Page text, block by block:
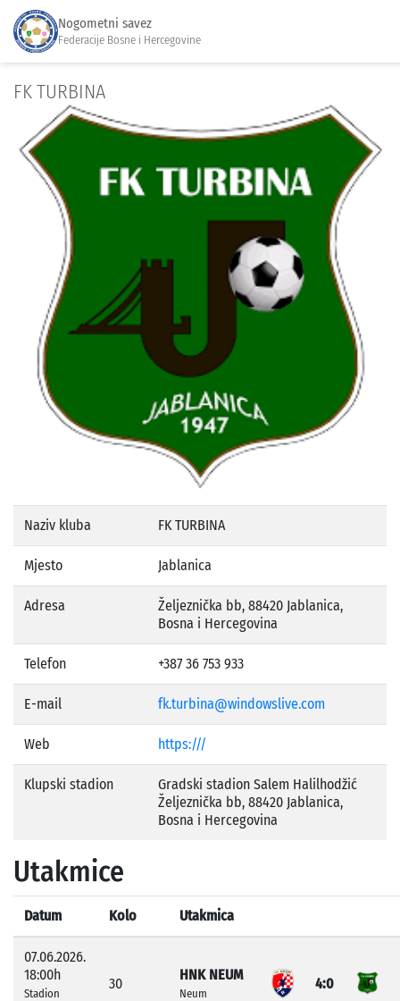
Nogometni savez
Federacije Bosne i Hercegovine
FK TURBINA
Naziv kluba FK TURBINA
Mjesto Jablanica
Adresa
Željeznička bb, 88420 Jablanica,
Bosna i Hercegovina
Telefon +387 36 753 933
E-mail fk.turbina@windowslive.com
Web https:///
Klupski stadion
Gradski stadion Salem Halilhodžić
Željeznička bb, 88420 Jablanica,
Bosna i Hercegovina
Utakmice
Datum Kolo Utakmica
07.06.2026.
18:00h
Stadion
30
HNK NEUM
Neum
4:0